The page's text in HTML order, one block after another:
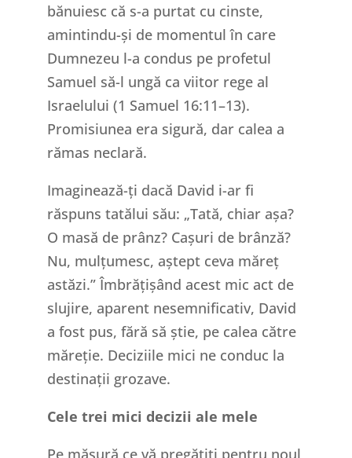
bănuiesc că s-a purtat cu cinste,
amintindu-și de momentul în care
Dumnezeu l-a condus pe profetul
Samuel să-l ungă ca viitor rege al
Israelului (1 Samuel 16:11–13).
Promisiunea era sigură, dar calea a
rămas neclară.
Imaginează-ți dacă David i-ar fi
răspuns tatălui său: „Tată, chiar așa?
O masă de prânz? Cașuri de brânză?
Nu, mulțumesc, aștept ceva măreț
astăzi.” Îmbrățișând acest mic act de
slujire, aparent nesemnificativ, David
a fost pus, fără să știe, pe calea către
măreție. Deciziile mici ne conduc la
destinații grozave.
Cele trei mici decizii ale mele
Pe măsură ce vă pregătiți pentru noul